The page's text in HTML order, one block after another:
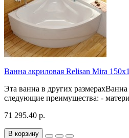
Ванна акриловая Relisan Mira
Эта ванна в других
следующие преимущества: -
71 295.40 р.
В корзину